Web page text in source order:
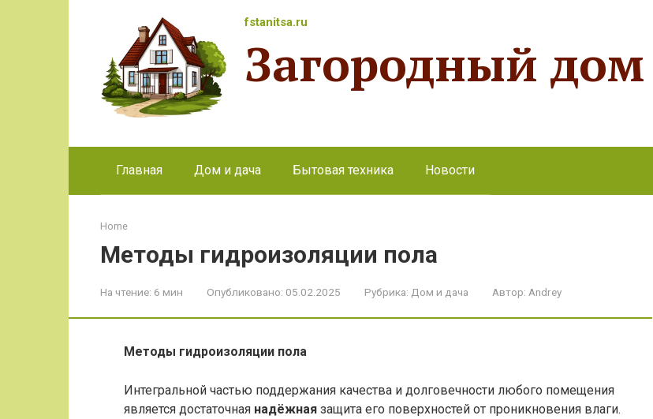
fstanitsa.ru
Загородный
Главная Дом и дача Бытовая техника Новости
Home
Методы гидроизоляции пола
На чтение: 6 мин Опубликовано: 05.02.2025 Рубрика: Дом и дача Автор: Andrey
Методы гидроизоляции пола
Интегральной частью поддержания качества и долговечности любого помещения
является достаточная надёжная защита его поверхностей от проникновения влаги.